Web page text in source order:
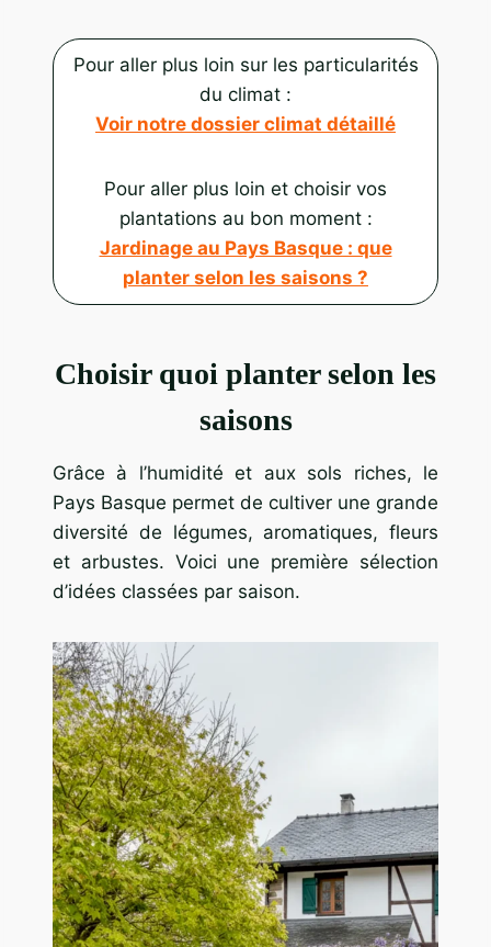
Pour aller plus loin sur les particularités
du climat :
Voir notre dossier climat détaillé
Pour aller plus loin et choisir vos
plantations au bon moment :
Jardinage au Pays Basque : que
planter selon les saisons ?
Choisir quoi planter selon les
saisons
Grâce à l’humidité et aux sols riches, le
Pays Basque permet de cultiver une grande
diversité de légumes, aromatiques, fleurs
et arbustes. Voici une première sélection
d’idées classées par saison.